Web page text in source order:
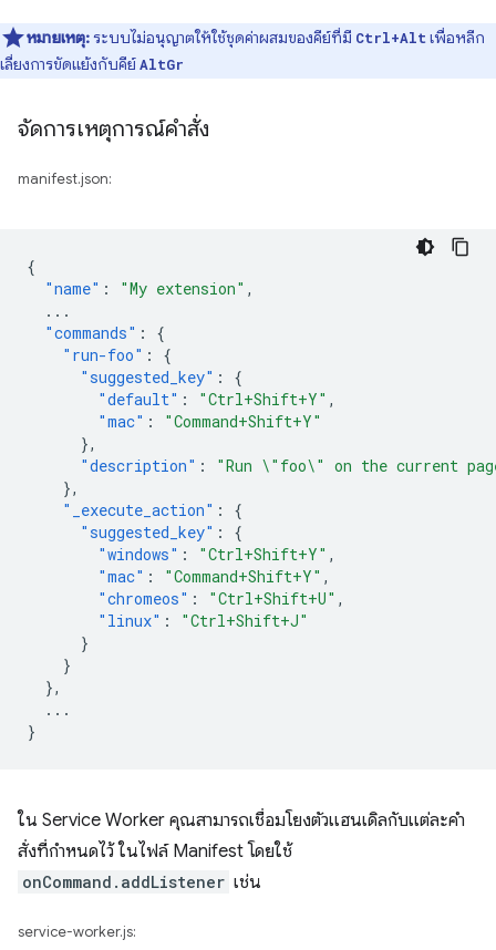
หมายเหตุ:ระบบไม่อนุญาตให้ใช้ชุดค่าผสมของคีย์ที่มี Ctrl+Alt เพื่อหลีก
เลี่ยงการขัดแย้งกับคีย์AltGr
จัดการเหตุการณ์คำสั่ง
manifest.json:
{
"name" : "My extension" ,
...
"commands" :
{
"run-foo" :
{
"suggested_key" :
{
"default" : "Ctrl+Shift+Y" ,
"mac" :
"Command+Shift+Y"
},
"description" :
"Run \"foo\" on the current
},
"_execute_action" :
{
"suggested_key" :
{
"windows" : "Ctrl+Shift+Y" ,
"mac" : "Command+Shift+Y" ,
"chromeos" : "Ctrl+Shift+U" ,
"linux" :
"Ctrl+Shift+J"
}
}
},
...
}
ใน Service Worker คุณสามารถเชื่อมโยงตัวแฮนเดิลกับแต่ละคำ
สั่งที่กำหนดไว้ ในไฟล์ Manifest โดยใช้
onCommand.addListener เช่น
service-worker.js: